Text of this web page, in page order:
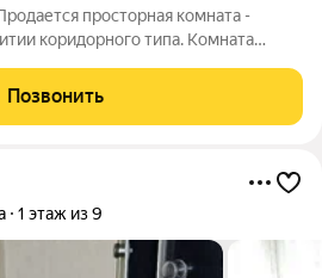
просторная комната -
коридорного типа. Комната
места общего пользования все в
Позвонить
1 этаж из 9